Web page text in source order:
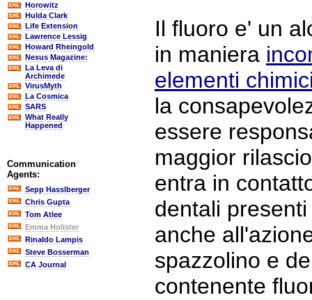
Horowitz
Hulda Clark
Life Extension
Lawrence Lessig
Howard Rheingold
Nexus Magazine:
La Leva di
Archimede
VirusMyth
La Cosmica
SARS
What Really
Happened
Communication
Agents:
Sepp Hasslberger
Chris Gupta
Tom Atlee
Emma Holister
Rinaldo Lampis
Steve Bosserman
CA Journal
Il fluoro e' un
in maniera
elementi
la
essere
maggior
entra in
dentali
anche
spazzolino e
contenente